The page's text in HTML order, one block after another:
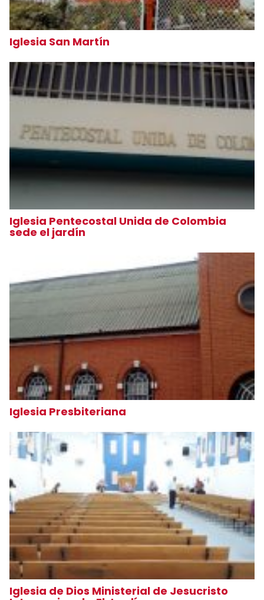
Iglesia San Martín
Iglesia Pentecostal Unida de Colombia
sede el jardín
Iglesia Presbiteriana
Iglesia de Dios Ministerial de Jesucristo